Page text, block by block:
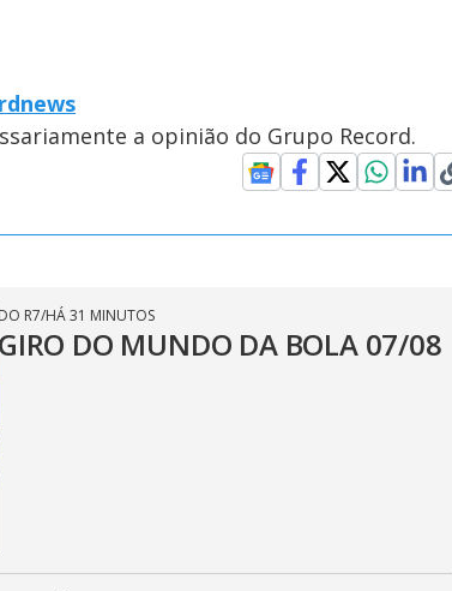
a opinião do Grupo Record.
DO R7/HÁ 31 MINUTOS
GIRO DO MUNDO DA BOLA 07/08